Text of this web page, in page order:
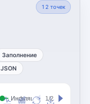
12 точек
Заполнение
JSON
Инфляция (CPI,
1/2